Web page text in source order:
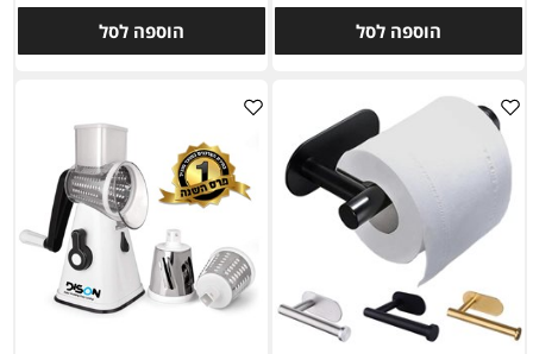
הוספה לסל הוספה לסל